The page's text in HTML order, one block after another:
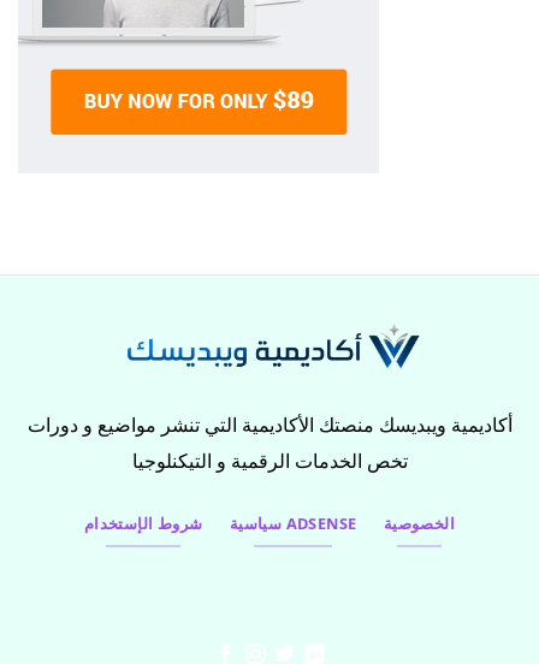
أكاديمية ويبديسك منصتك الأكاديمية التي تنشر مواضيع و دورات
تخص الخدمات الرقمية و التيكنلوجيا
شروط الإستخدام سياسية ADSENSE الخصوصية